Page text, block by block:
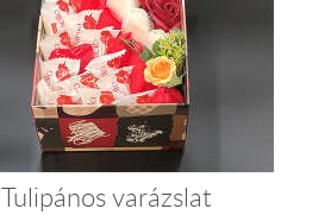
Tulipános varázslat